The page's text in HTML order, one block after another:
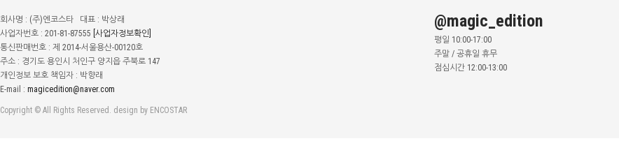
회사명 : (주)엔코스타 대표 : 박상래
사업자번호 : 201-81-87555 [사업자정보확인]
통신판매번호 : 제 2014-서울용산-00120호
주소 : 경기도 용인시 처인구 양지읍 주북로 147
개인정보 보호 책임자 : 박향래
E-mail : magicedition@naver.com
Copyright © All Rights Reserved. design by ENCOSTAR
@magic_edition
평일 10:00-17:00
주말 / 공휴일 휴무
점심시간 12:00-13:00